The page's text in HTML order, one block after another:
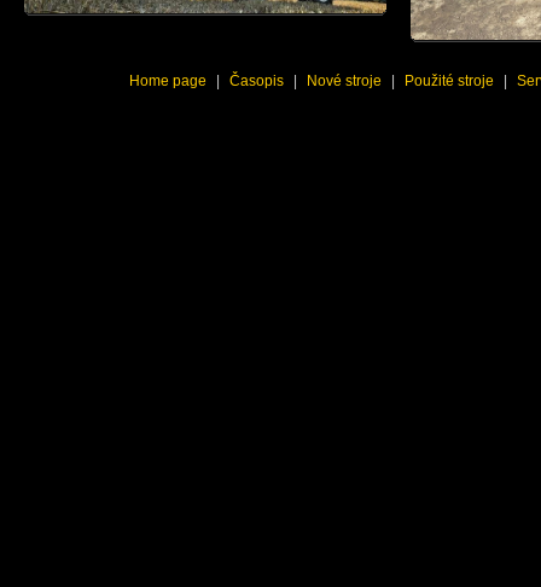
Home page Časopis Nové stroje Použité stroje